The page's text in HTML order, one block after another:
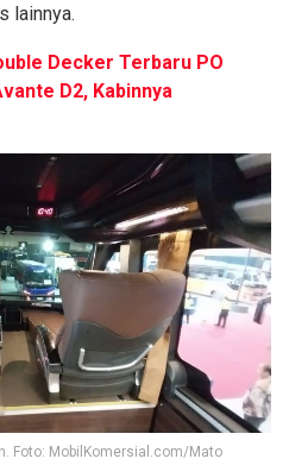
lainnya.
Decker Terbaru PO
D2, Kabinnya
Foto: MobilKomersial.com/Mato